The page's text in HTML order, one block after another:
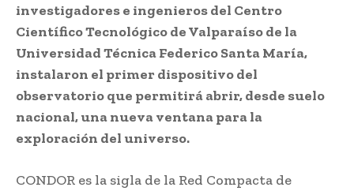
investigadores e ingenieros del Centro
Científico Tecnológico de Valparaíso de la
Universidad Técnica Federico Santa María,
instalaron el primer dispositivo del
observatorio que permitirá abrir, desde suelo
nacional, una nueva ventana para la
exploración del universo.
CONDOR es la sigla de la Red Compacta de